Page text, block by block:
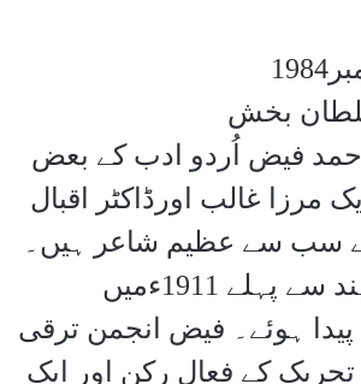
بخش
فیض اُردو ادب کے بعض
مرزا غالب اورڈاکٹر اقبال
سب سے عظیم شاعر ہیں۔
فیض تقسیم ہند سے پہلے 1911ءمیں
ہوئے۔ فیض انجمن ترقی
کے فعال رکن اور ایک